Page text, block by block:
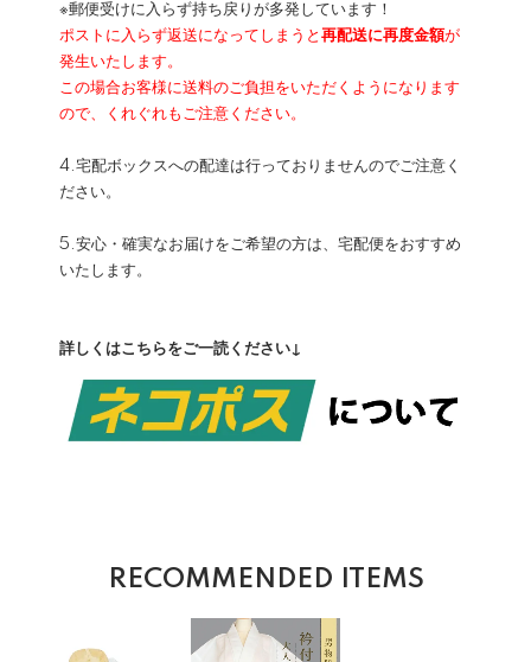
※郵便受けに入らず持ち戻りが多発しています！
ポストに入らず返送になってしまうと 再配送に再度金額が
発生いたします。
この場合お客様に送料のご負担をいただくようになります
ので、くれぐれもご注意ください。
4.宅配ボックスへの配達は行っておりませんのでご注意く
ださい。
5.安心・確実なお届けをご希望の方は、宅配便をおすすめ
いたします。
詳しくはこちらをご一読ください↓
RECOMMENDED ITEMS